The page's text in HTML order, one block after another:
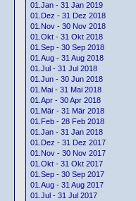
01.Jan - 31 Jan 2019
01.Dez - 31 Dez 2018
01.Nov - 30 Nov 2018
01.Okt - 31 Okt 2018
01.Sep - 30 Sep 2018
01.Aug - 31 Aug 2018
01.Jul - 31 Jul 2018
01.Jun - 30 Jun 2018
01.Mai - 31 Mai 2018
01.Apr - 30 Apr 2018
01.Mär - 31 Mär 2018
01.Feb - 28 Feb 2018
01.Jan - 31 Jan 2018
01.Dez - 31 Dez 2017
01.Nov - 30 Nov 2017
01.Okt - 31 Okt 2017
01.Sep - 30 Sep 2017
01.Aug - 31 Aug 2017
01.Jul - 31 Jul 2017